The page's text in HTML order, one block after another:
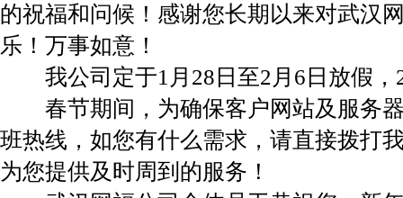
的祝福和问候！感谢您长期以来对武汉
乐！万事如意！
我公司定于1月28日至2月6日放假，
春节期间，为确保客户网站及服务器
班热线，如您有什么需求，请直接拨打
为您提供及时周到的服务！